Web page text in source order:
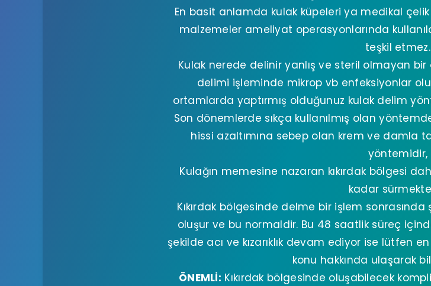
En basit anlamda kulak küpeleri ya medikal çelik
malzemeler ameliyat operasyonlarında
teşkil etmez.
Kulak nerede delinir yanlış ve steril olmayan
delimi işleminde mikrop vb enfeksiyonlar
ortamlarda yaptırmış olduğunuz kulak delim
Son dönemlerde sıkça kullanılmış olan
hissi azaltımına sebep olan krem ve damla
yöntemidir,
Kulağın memesine nazaran kıkırdak bölgesi
kadar
Kıkırdak bölgesinde delme bir işlem sonrasında
oluşur ve bu normaldir. Bu 48 saatlik süreç
şekilde acı ve kızarıklık devam ediyor ise lütfen
konu hakkında ulaşarak
ÖNEMLİ: Kıkırdak bölgesinde oluşabilecek